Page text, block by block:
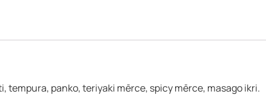
tempura, panko, teriyaki mērce, spicy mērce, masago ikri.